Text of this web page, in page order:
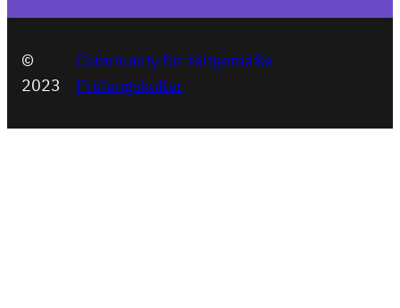
©
2023
Community für zeitgemäße
Prüfungskultur